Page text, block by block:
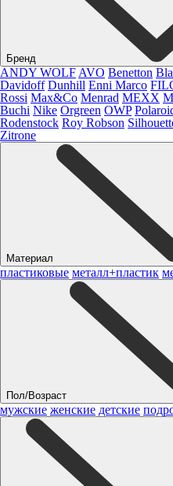
Бренд
ANDY WOLF AVO Benetton
Davidoff Dunhill Enni Marco
Rossi Max&Co Menrad MEXX
Buchi Nike Orgreen OWP
Rodenstock Roy Robson
Zitrone
Материал
пластиковые металл+пластик
Пол/Возраст
мужские женские детские